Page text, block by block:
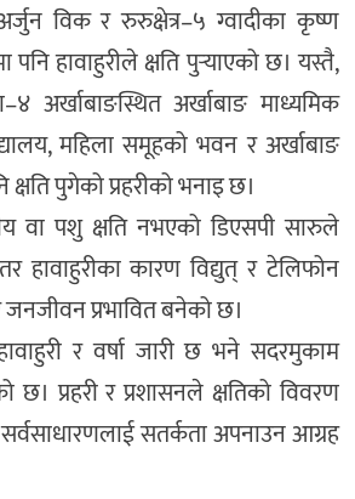
विक र रुरुक्षेत्र–५ ग्वादीका कृष्ण
पनि हावाहुरीले क्षति पुर्‍याएको छ। यस्तै,
अर्खाबाङस्थित अर्खाबाङ माध्यमिक
महिला समूहको भवन र अर्खाबाङ
पुगेको प्रहरीको भनाइ छ।
वा पशु क्षति नभएको डिएसपी सारुले
हावाहुरीका कारण विद्युत् र टेलिफोन
प्रभावित बनेको छ।
र वर्षा जारी छ भने सदरमुकाम
छ। प्रहरी र प्रशासनले क्षतिको विवरण
सतर्कता अपनाउन आग्रह